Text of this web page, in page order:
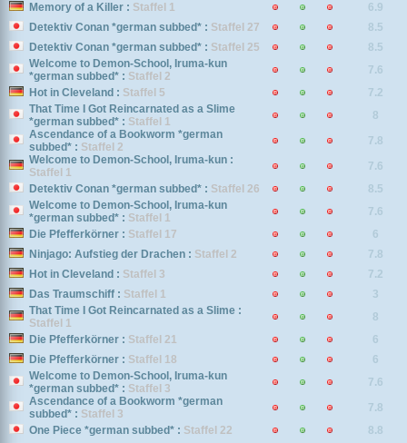
Memory of a Killer : Staffel 1
6.9
Detektiv Conan *german subbed* : Staffel 27
8.5
Detektiv Conan *german subbed* : Staffel 25
8.5
Welcome to Demon-School, Iruma-kun
*german subbed* : Staffel 2
7.6
Hot in Cleveland : Staffel 5
7.2
That Time I Got Reincarnated as a Slime
*german subbed* : Staffel 1
8
Ascendance of a Bookworm *german
subbed* : Staffel 2
7.8
Welcome to Demon-School, Iruma-kun :
Staffel 1
7.6
Detektiv Conan *german subbed* : Staffel 26
8.5
Welcome to Demon-School, Iruma-kun
*german subbed* : Staffel 1
7.6
Die Pfefferkörner : Staffel 17
6
Ninjago: Aufstieg der Drachen : Staffel 2
7.8
Hot in Cleveland : Staffel 3
7.2
Das Traumschiff : Staffel 1
3
That Time I Got Reincarnated as a Slime :
Staffel 1
8
Die Pfefferkörner : Staffel 21
6
Die Pfefferkörner : Staffel 18
6
Welcome to Demon-School, Iruma-kun
*german subbed* : Staffel 3
7.6
Ascendance of a Bookworm *german
subbed* : Staffel 3
7.8
One Piece *german subbed* : Staffel 22
8.8